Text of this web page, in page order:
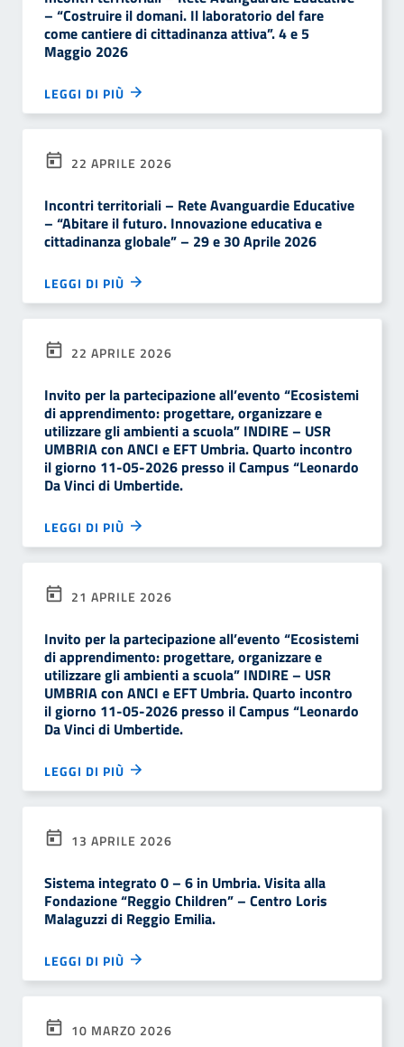
– “Costruire il domani. Il laboratorio del fare
come cantiere di cittadinanza attiva”. 4 e 5
Maggio 2026
LEGGI DI PIÙ
22 APRILE 2026
Incontri territoriali – Rete Avanguardie Educative
– “Abitare il futuro. Innovazione educativa e
cittadinanza globale” – 29 e 30 Aprile 2026
LEGGI DI PIÙ
22 APRILE 2026
Invito per la partecipazione all’evento “Ecosistemi
di apprendimento: progettare, organizzare e
utilizzare gli ambienti a scuola” INDIRE – USR
UMBRIA con ANCI e EFT Umbria. Quarto incontro
il giorno 11-05-2026 presso il Campus “Leonardo
Da Vinci di Umbertide.
LEGGI DI PIÙ
21 APRILE 2026
Invito per la partecipazione all’evento “Ecosistemi
di apprendimento: progettare, organizzare e
utilizzare gli ambienti a scuola” INDIRE – USR
UMBRIA con ANCI e EFT Umbria. Quarto incontro
il giorno 11-05-2026 presso il Campus “Leonardo
Da Vinci di Umbertide.
LEGGI DI PIÙ
13 APRILE 2026
Sistema integrato 0 – 6 in Umbria. Visita alla
Fondazione “Reggio Children” – Centro Loris
Malaguzzi di Reggio Emilia.
LEGGI DI PIÙ
10 MARZO 2026